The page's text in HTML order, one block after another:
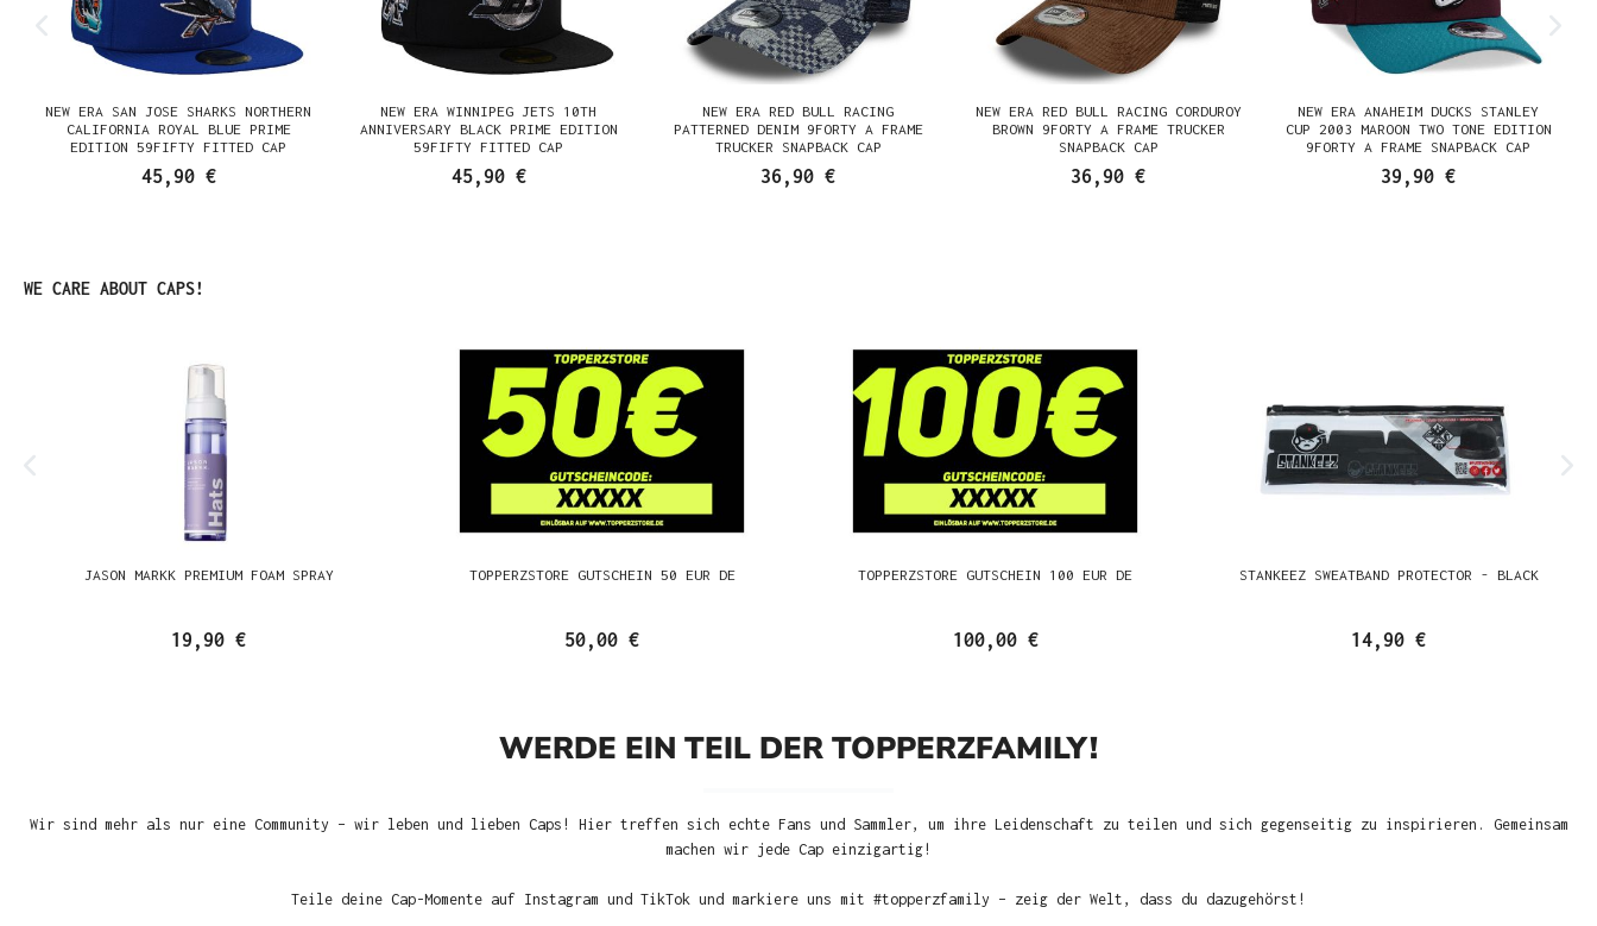
NEW ERA SAN JOSE SHARKS NORTHERN
CALIFORNIA ROYAL BLUE PRIME
EDITION 59FIFTY FITTED CAP
45,90 €
NEW ERA WINNIPEG JETS 10TH
ANNIVERSARY BLACK PRIME EDITION
59FIFTY FITTED CAP
45,90 €
NEW ERA RED BULL RACING
PATTERNED DENIM 9FORTY A FRAME
TRUCKER SNAPBACK CAP
36,90 €
NEW ERA RED BULL RACING CORDUROY
BROWN 9FORTY A FRAME TRUCKER
SNAPBACK CAP
36,90 €
NEW ERA ANAHEIM DUCKS STANLEY
CUP 2003 MAROON TWO TONE EDITION
9FORTY A FRAME SNAPBACK CAP
39,90 €
Produktgalerie überspringen
WE CARE ABOUT CAPS!
JASON MARKK PREMIUM FOAM SPRAY
19,90 €
TOPPERZSTORE GUTSCHEIN 50 EUR DE
50,00 €
TOPPERZSTORE GUTSCHEIN 100 EUR DE
100,00 €
STANKEEZ SWEATBAND PROTECTOR - BLACK
14,90 €
WERDE EIN TEIL DER TOPPERZFAMILY!
Wir sind mehr als nur eine Community – wir leben und lieben Caps! Hier treffen sich echte Fans und Sammler, um ihre Leidenschaft zu teilen und sich gegenseitig zu inspirieren. Gemeinsam
machen wir jede Cap einzigartig!
Teile deine Cap-Momente auf Instagram und TikTok und markiere uns mit #topperzfamily – zeig der Welt, dass du dazugehörst!